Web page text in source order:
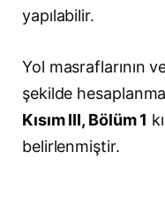
yapılabilir.
Yol masraflarının
şekilde
Kısım III, Bölüm 1
belirlenmiştir.